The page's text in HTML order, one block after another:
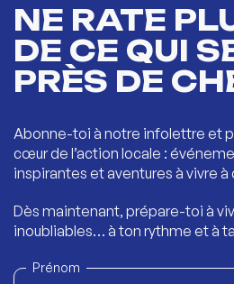
NE RATE
DE CE QUI
PRÈS DE
Abonne-toi à notre infolettre et
cœur de l’action locale :
inspirantes et aventures à vivre
Dès maintenant, prépare-toi à
inoubliables… à ton rythme et à
Prénom